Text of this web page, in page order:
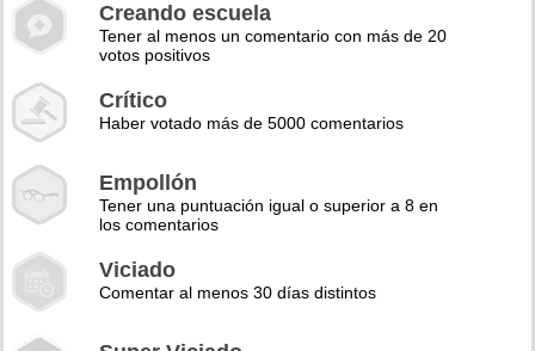
Creando escuela
Tener al menos un comentario con más de 20
votos positivos
Crítico
Haber votado más de 5000 comentarios
Empollón
Tener una puntuación igual o superior a 8 en
los comentarios
Viciado
Comentar al menos 30 días distintos